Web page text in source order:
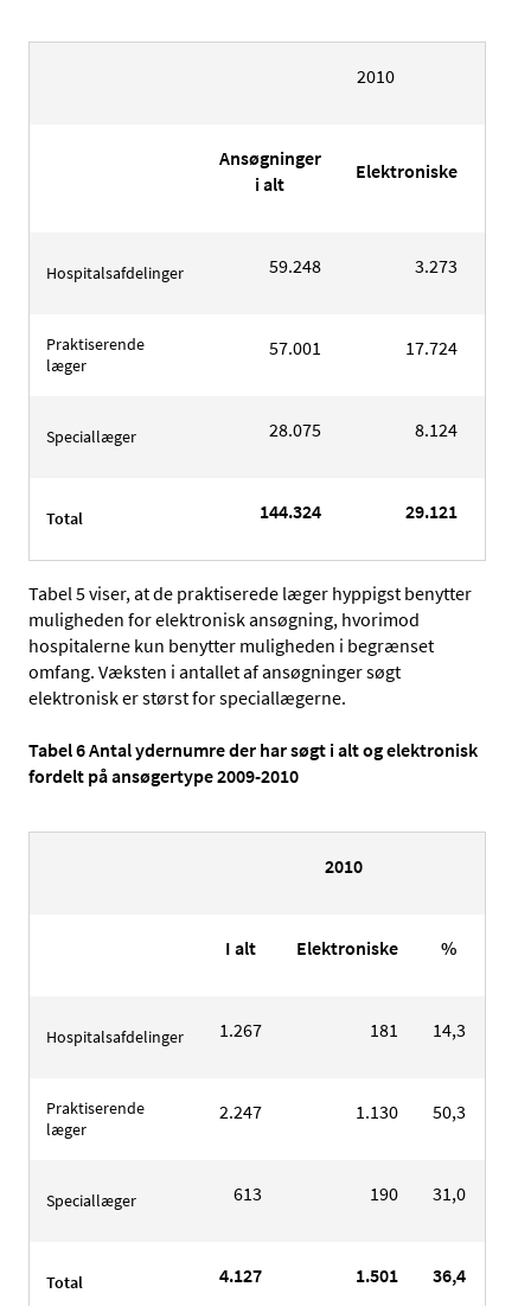
2010
Ansøgninger
i alt
Elektroniske
Hospitalsafdelinger 59.248 3.273
Praktiserende
læger
57.001 17.724
Speciallæger 28.075 8.124
Total 144.324 29.121
Tabel 5 viser, at de praktiserede læger hyppigst benytter
muligheden for elektronisk ansøgning, hvorimod
hospitalerne kun benytter muligheden i begrænset
omfang. Væksten i antallet af ansøgninger søgt
elektronisk er størst for speciallægerne.
Tabel 6 Antal ydernumre der har søgt i alt og elektronisk
fordelt på ansøgertype 2009-2010
2010
I alt Elektroniske %
Hospitalsafdelinger 1.267 181 14,3
Praktiserende
læger
2.247 1.130 50,3
Speciallæger 613 190 31,0
Total 4.127 1.501 36,4